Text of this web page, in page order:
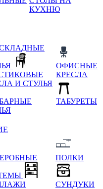
КУХНЮ
И СТУЛЬЯ
ОФИСНЫЕ
КРЕСЛА
ТАБУРЕТЫ
ПОЛКИ
СУНДУКИ